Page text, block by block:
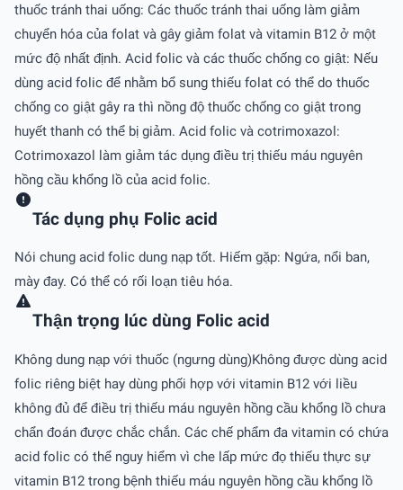
thuốc tránh thai uống: Các thuốc tránh thai uống làm giảm
chuyển hóa của folat và gây giảm folat và vitamin B12 ở một
mức độ nhất định. Acid folic và các thuốc chống co giật: Nếu
dùng acid folic để nhằm bổ sung thiếu folat có thể do thuốc
chống co giật gây ra thì nồng độ thuốc chống co giật trong
huyết thanh có thể bị giảm. Acid folic và cotrimoxazol:
Cotrimoxazol làm giảm tác dụng điều trị thiếu máu nguyên
hồng cầu khổng lồ của acid folic.
Tác dụng phụ Folic acid
Nói chung acid folic dung nạp tốt. Hiếm gặp: Ngứa, nổi ban,
mày đay. Có thể có rối loạn tiêu hóa.
Thận trọng lúc dùng Folic acid
Không dung nạp với thuốc (ngưng dùng)Không được dùng acid
folic riêng biệt hay dùng phối hợp với vitamin B12 với liều
không đủ để điều trị thiếu máu nguyên hồng cầu khổng lồ chưa
chẩn đoán được chắc chắn. Các chế phẩm đa vitamin có chứa
acid folic có thể nguy hiểm vì che lấp mức đọ thiếu thực sự
vitamin B12 trong bệnh thiếu máu nguyên hồng cầu khổng lồ